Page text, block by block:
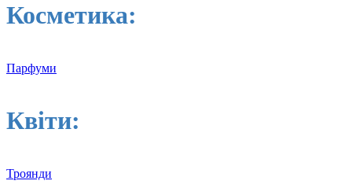
Косметика:
Парфуми
Квіти:
Троянди